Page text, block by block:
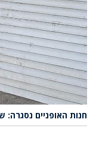
חנות האופניים